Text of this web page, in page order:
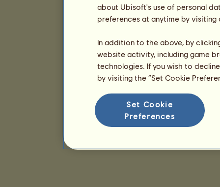
about Ubisoft's use of personal
preferences at anytime by
In addition to the above, by
website activity, including game
technologies. If you wish to
by visiting the “Set Cookie
Set Cookie
Preferences